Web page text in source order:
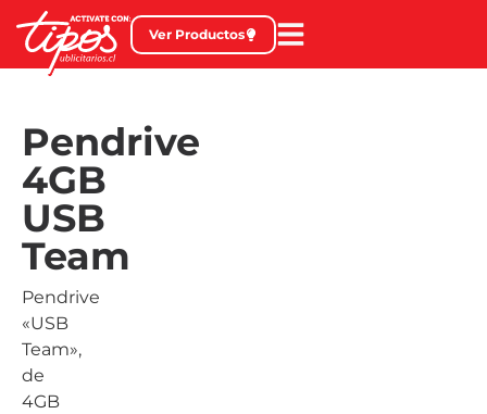
Ver Productos
Pendrive
4GB
USB
Team
Pendrive
«USB
Team»,
de
4GB